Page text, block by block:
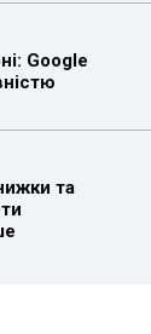
Google
та